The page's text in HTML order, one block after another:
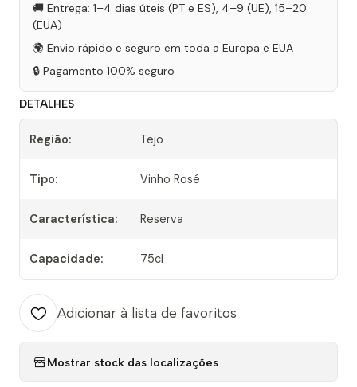
🚚 Entrega: 1–4 dias úteis (PT e ES), 4–9 (UE), 15–20
(EUA)
🌍 Envio rápido e seguro em toda a Europa e EUA
🔒 Pagamento 100% seguro
DETALHES
Região: Tejo
Tipo: Vinho Rosé
Característica: Reserva
Capacidade: 75cl
Adicionar à lista de favoritos
Mostrar stock das localizações